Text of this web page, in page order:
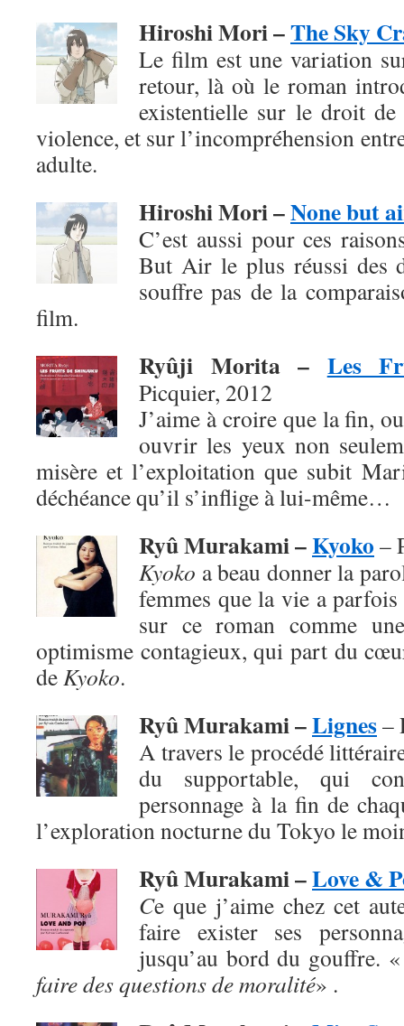
Hiroshi Mori –The Sky
Le film est une variation
retour, là où le roman
existentielle sur le droit
violence, et sur l’incompréhension
adulte.
Hiroshi Mori –None but
C’est aussi pour ces
But Air le plus réussi des
souffre pas de la
film.
Ryûji Morita – Les
Picquier, 2012
J’aime à croire que la fin,
ouvrir les yeux non
misère et l’exploitation que subit
déchéance qu’il s’inflige à lui-même…
Ryû Murakami –Kyoko –
Kyoko a beau donner la
femmes que la vie a
sur ce roman comme
optimisme contagieux, qui part du
deKyoko.
Ryû Murakami –Lignes–
A travers le procédé
du supportable, qui
personnage à la fin de
l’exploration nocturne du Tokyo le
Ryû Murakami –Love &
Ce que j’aime chez cet
faire exister ses
jusqu’au bord du gouffre.
faire des questions de moralité» .